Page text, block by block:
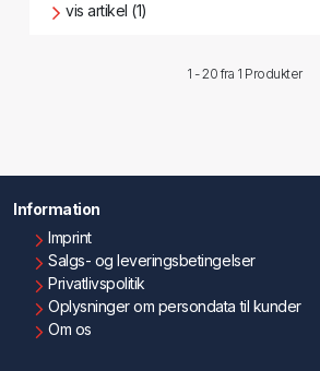
vis artikel (1)
1 - 20 fra 1 Produkter
Information
Imprint
Salgs- og leveringsbetingelser
Privatlivspolitik
Oplysninger om persondata til kunder
Om os